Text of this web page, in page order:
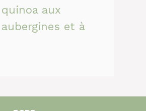
quinoa aux
aubergines et à